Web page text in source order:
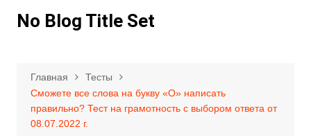
No Blog Title Set
Главная
Тесты
Сможете все слова на букву «О» написать
правильно? Тест на грамотность с выбором ответа от
08.07.2022 г.